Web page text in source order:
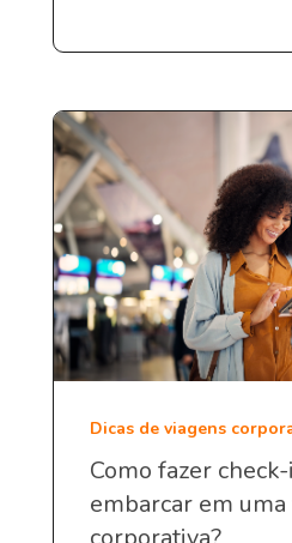
Dicas de viagens
Como fazer
embarcar em